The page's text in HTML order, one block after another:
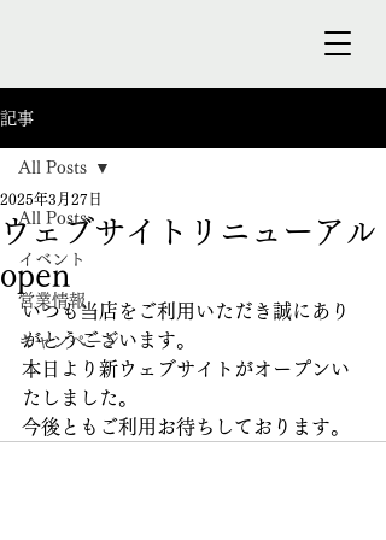
記事
All Posts
イベント
営業情報
キャンペーン
All Posts
ウェブサイトリニューアル
open
2025年3月27日
いつも当店をご利用いただき誠にあり
がとうございます。
本日より新ウェブサイトがオープンい
たしました。
今後ともご利用お待ちしております。